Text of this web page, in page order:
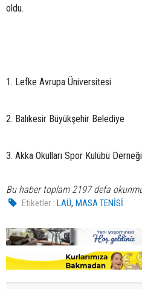
oldu.
1. Lefke Avrupa Üniversitesi
2. Balıkesir Büyükşehir Belediye
3. Akka Okulları Spor Kulübü Derneği
Bu haber toplam 2197 defa
Etiketler : LAÜ,MASA TENİSİ